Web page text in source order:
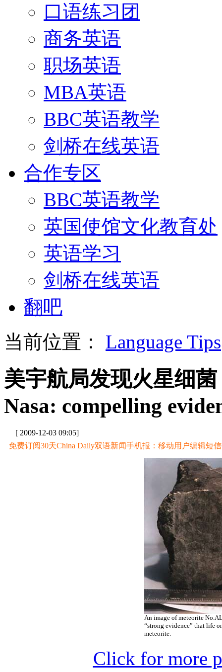
口语练习团
商务英语
职场英语
MBA英语
BBC英语教学
剑桥在线英语
合作专区
BBC英语教学
英国使馆文化教育处
英语学习
剑桥在线英语
翻吧
当前位置： Language Tips
美宇航局发现火星细
Nasa: compelling
[ 2009-12-03 09:05]
免费订阅30天China Daily双语新闻手机报：移动用户编辑短信
An image of meteorite
“strong evidence” that life
meteorite.
Click for more